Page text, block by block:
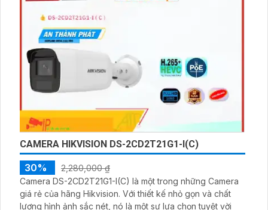
CAMERA HIKVISION DS-2CD2T21G1-I(C)
30%
2,280,000 ₫
Camera DS-2CD2T21G1-I(C) là một trong những Camera
giá rẻ của hãng Hikvision. Với thiết kế nhỏ gọn và chất
lượng hình ảnh sắc nét, nó là một sự lựa chọn tuyệt vời